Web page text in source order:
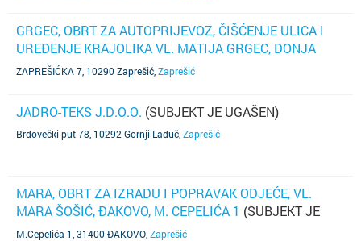
GRGEC, OBRT ZA AUTOPRIJEVOZ, ČIŠĆENJE ULICA I
UREĐENJE KRAJOLIKA VL. MATIJA GRGEC, DONJA
BISTRA, ZAPREŠIĆKA 7(SUBJEKT JE UGAŠEN)
ZAPREŠIĆKA 7, 10290 Zaprešić Zaprešić
JADRO-TEKS J.D.O.O. (SUBJEKT JE UGAŠEN)
Brdovečki put 78, 10292 Gornji Laduč Zaprešić
MARA, OBRT ZA IZRADU I POPRAVAK ODJEĆE, VL.
MARA ŠOŠIĆ, ĐAKOVO, M. CEPELIĆA 1 (SUBJEKT JE
UGAŠEN)
M.Cepelića 1, 31400 ĐAKOVO Zaprešić